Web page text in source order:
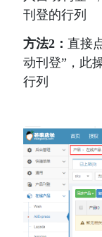
刊登的行列
方法2： 直接
动刊登”，此
行列